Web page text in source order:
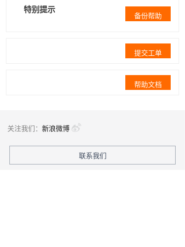
特别提示
备份帮助
提交工单
帮助文档